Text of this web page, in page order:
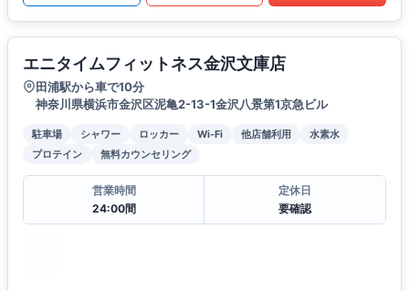
エニタイムフィットネス金沢文庫店
田浦駅から車で10分
神奈川県横浜市金沢区泥亀2-13-1金沢八景第1京急ビル
駐車場 シャワー ロッカー Wi-Fi 他店舗利用
水素水
プロテイン
無料カウンセリング
営業時間
24:00間
定休日
要確認